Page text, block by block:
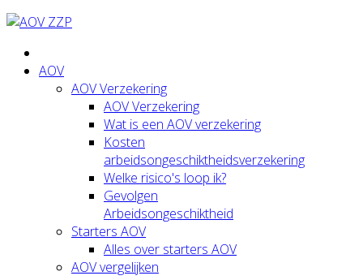
AOV
AOV Verzekering
AOV Verzekering
Wat is een AOV verzekering
Kosten
arbeidsongeschiktheidsverzekering
Welke risico's loop ik?
Gevolgen
Arbeidsongeschiktheid
Starters AOV
Alles over starters AOV
AOV vergelijken